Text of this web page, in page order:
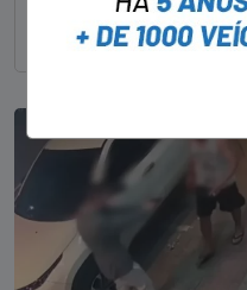
Sul catarinense, foi